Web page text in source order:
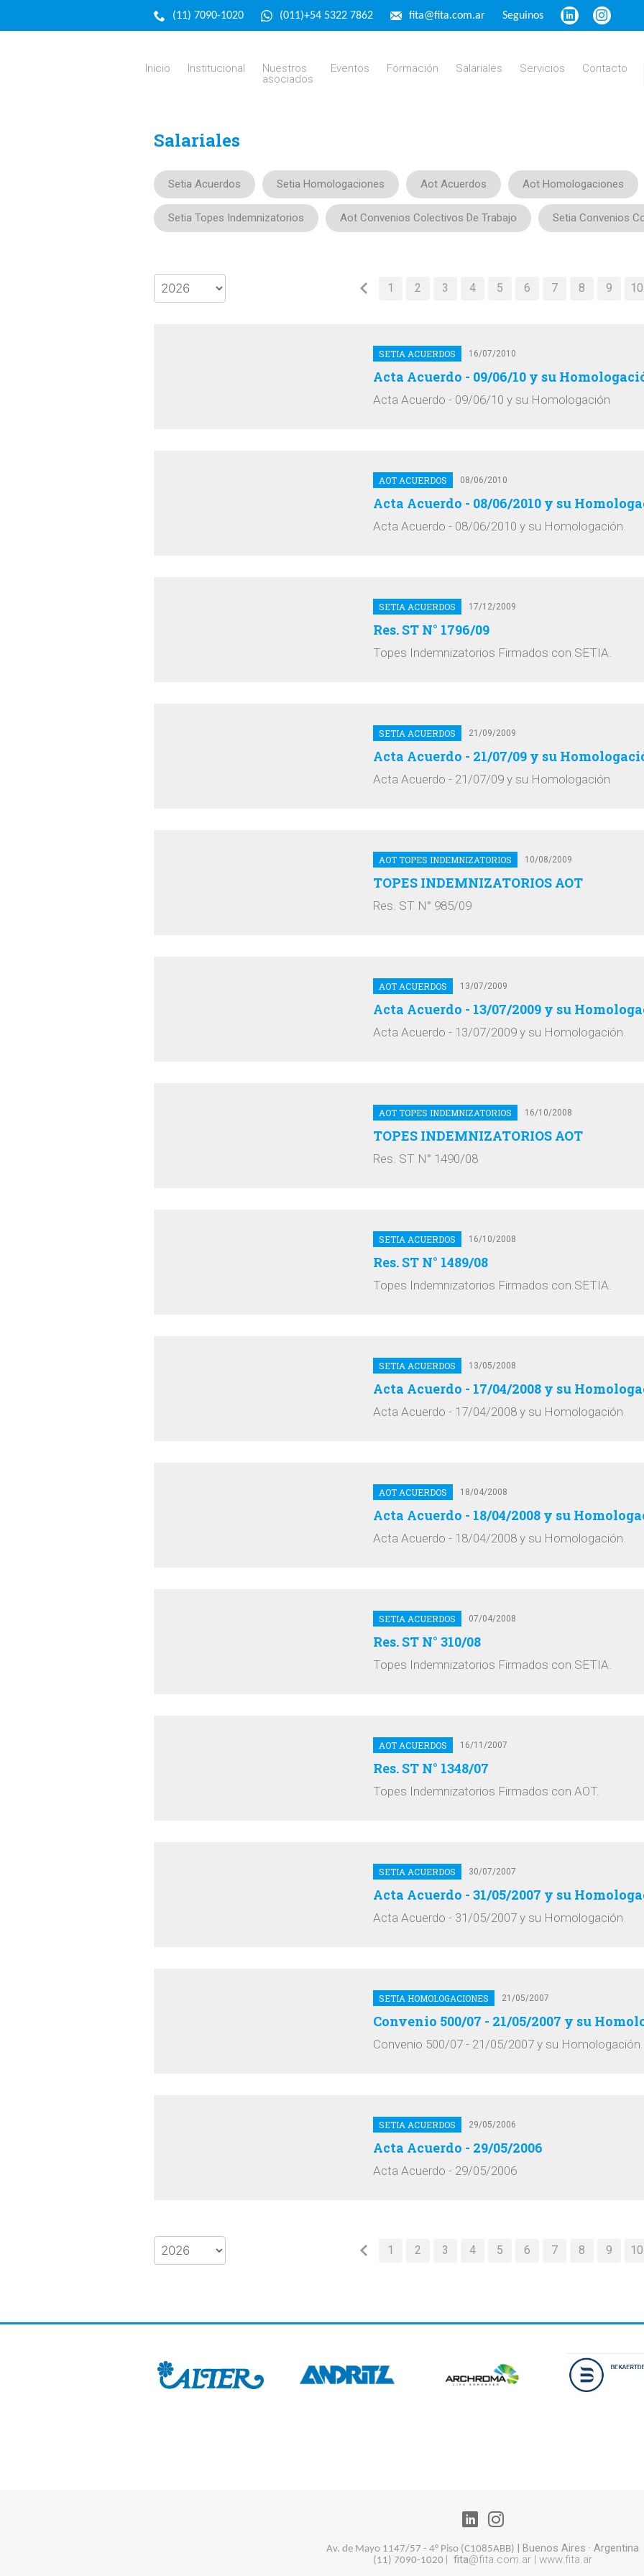
(11) 7090-1020 (011)+54 5322 7862 fita@fita.com.ar Seguinos
Inicio Institucional
Nuestros
asociados
Eventos Formación Salariales Servicios Contacto
Salariales
Setia Acuerdos Setia Homologaciones Aot Acuerdos Aot Homologaciones
Setia Topes Indemnizatorios Aot Convenios Colectivos De Trabajo Setia Convenios
1 2 3 4 5 6 7 8 9 10
SETIA ACUERDOS 16/07/2010
Acta Acuerdo - 09/06/10 y su
Acta Acuerdo - 09/06/10 y su Homologación
AOT ACUERDOS 08/06/2010
Acta Acuerdo - 08/06/2010 y su
Acta Acuerdo - 08/06/2010 y su Homologación
SETIA ACUERDOS 17/12/2009
Res. ST N° 1796/09
Topes Indemnizatorios Firmados con SETIA.
SETIA ACUERDOS 21/09/2009
Acta Acuerdo - 21/07/09 y su
Acta Acuerdo - 21/07/09 y su Homologación
AOT TOPES INDEMNIZATORIOS 10/08/2009
TOPES INDEMNIZATORIOS AOT
Res. ST N° 985/09
AOT ACUERDOS 13/07/2009
Acta Acuerdo - 13/07/2009 y su
Acta Acuerdo - 13/07/2009 y su Homologación
AOT TOPES INDEMNIZATORIOS 16/10/2008
TOPES INDEMNIZATORIOS AOT
Res. ST N° 1490/08
SETIA ACUERDOS 16/10/2008
Res. ST N° 1489/08
Topes Indemnizatorios Firmados con SETIA.
SETIA ACUERDOS 13/05/2008
Acta Acuerdo - 17/04/2008 y su
Acta Acuerdo - 17/04/2008 y su Homologación
AOT ACUERDOS 18/04/2008
Acta Acuerdo - 18/04/2008 y su
Acta Acuerdo - 18/04/2008 y su Homologación
SETIA ACUERDOS 07/04/2008
Res. ST N° 310/08
Topes Indemnizatorios Firmados con SETIA.
AOT ACUERDOS 16/11/2007
Res. ST N° 1348/07
Topes Indemnizatorios Firmados con AOT.
SETIA ACUERDOS 30/07/2007
Acta Acuerdo - 31/05/2007 y su
Acta Acuerdo - 31/05/2007 y su Homologación
SETIA HOMOLOGACIONES 21/05/2007
Convenio 500/07 - 21/05/2007 y su
Convenio 500/07 - 21/05/2007 y su Homologación
SETIA ACUERDOS 29/05/2006
Acta Acuerdo - 29/05/2006
Acta Acuerdo - 29/05/2006
1 2 3 4 5 6 7 8 9 10
Av. de Mayo 1147/57 - 4° Piso (C1085ABB) |Buenos Aires · Argentina
(11) 7090-1020 |fita@fita.com.ar |www.fita.ar